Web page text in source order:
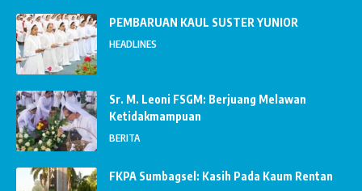
PEMBARUAN KAUL SUSTER YUNIOR
HEADLINES
Sr. M. Leoni FSGM: Berjuang Melawan
Ketidakmampuan
BERITA
FKPA Sumbagsel: Kasih Pada Kaum Rentan